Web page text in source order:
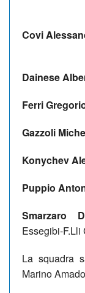
Covi
Dainese
Ferri
Gazzoli
Konychev
Puppio
Smarzaro
Essegibi-F.Lli
La squadra
Marino